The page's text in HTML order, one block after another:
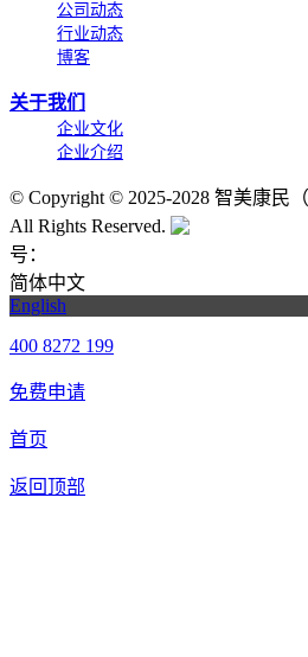
公司动态
行业动态
博客
关于我们
企业文化
企业介绍
© Copyright © 2025-2028 智美康民
All Rights Reserved.
号：
简体中文
English
400 8272 199
免费申请
首页
返回顶部